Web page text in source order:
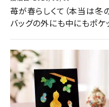
苺が春らしくて（本当は冬